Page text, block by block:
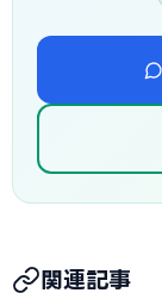
関連記事